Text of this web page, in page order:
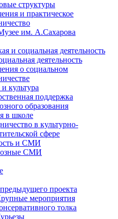
структуры
и практическое
им. А.Сахарова
и социальная деятельность
деятельность
о социальном
культура
поддержка
образования
в школе
в культурно-
сфере
и СМИ
СМИ
проекта
мероприятия
толка